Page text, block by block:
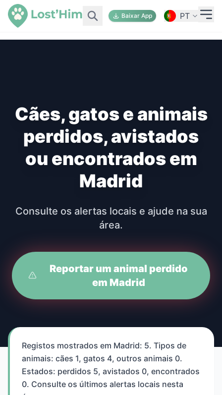
Baixar App PT
Cães, gatos e animais
perdidos, avistados
ou encontrados em
Madrid
Consulte os alertas locais e ajude na sua
área.
Reportar um animal perdido
em Madrid
Registos mostrados em Madrid: 5. Tipos de
animais: cães 1, gatos 4, outros animais 0.
Estados: perdidos 5, avistados 0, encontrados
0. Consulte os últimos alertas locais nesta